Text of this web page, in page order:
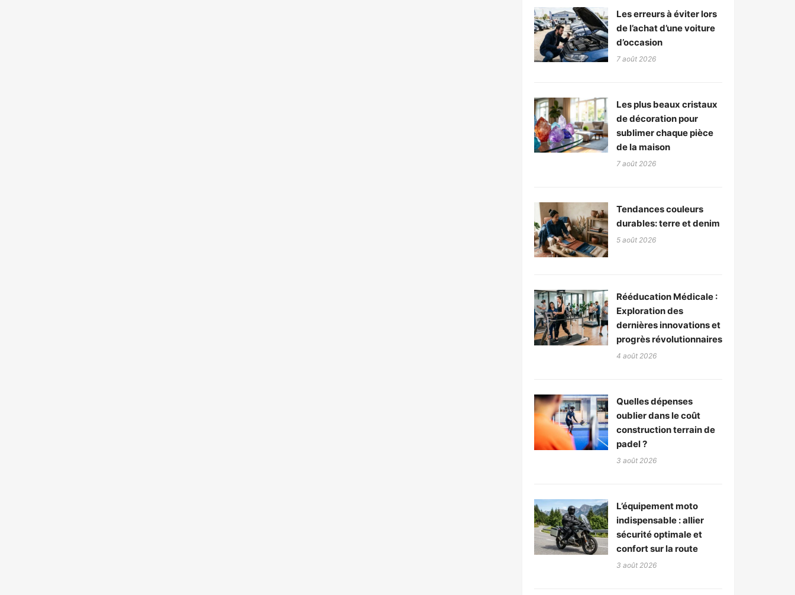
Les erreurs à éviter lors
de l’achat d’une voiture
d’occasion
7 août 2026
Les plus beaux cristaux
de décoration pour
sublimer chaque pièce
de la maison
7 août 2026
Tendances couleurs
durables: terre et denim
5 août 2026
Rééducation Médicale :
Exploration des
dernières innovations et
progrès révolutionnaires
4 août 2026
Quelles dépenses
oublier dans le coût
construction terrain de
padel ?
3 août 2026
L’équipement moto
indispensable : allier
sécurité optimale et
confort sur la route
3 août 2026